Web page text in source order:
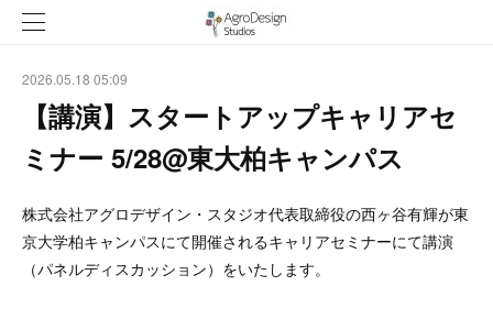
2026.05.18 05:09
【講演】スタートアップキャリアセ
ミナー 5/28@東大柏キャンパス
株式会社アグロデザイン・スタジオ代表取締役の西ヶ谷有輝が東
京大学柏キャンパスにて開催されるキャリアセミナーにて講演
（パネルディスカッション）をいたします。